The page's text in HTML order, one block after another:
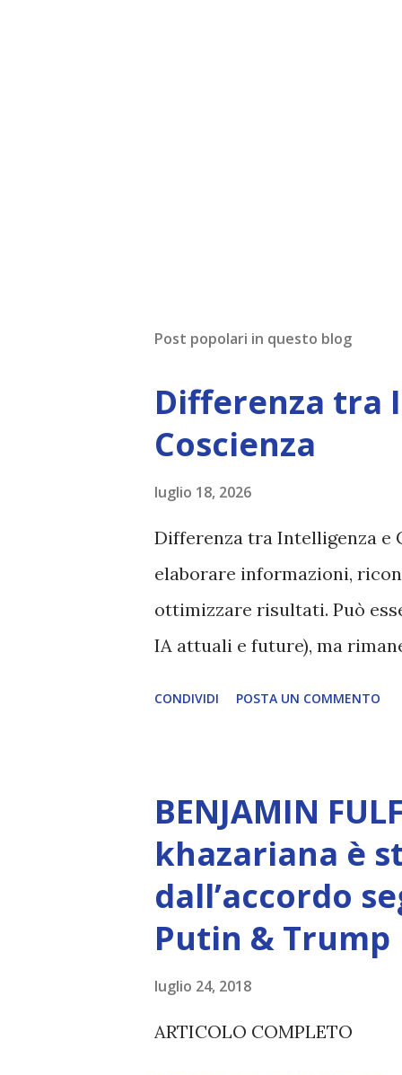
Post popolari in questo blog
Differenza tra
Coscienza
luglio 18, 2026
Differenza tra Intelligenza e
elaborare informazioni,
ottimizzare risultati. Può
IA attuali e future), ma
Creatore. È ciò che
non è la scelta più efficiente.
L’intelligenza può simulare
essere Coscienza. Può
renderanno la differenza
CONDIVIDI POSTA UN COMMENTO
BENJAMIN
khazariana è
dall’accordo
Putin & Trump
luglio 24, 2018
ARTICOLO COMPLETO